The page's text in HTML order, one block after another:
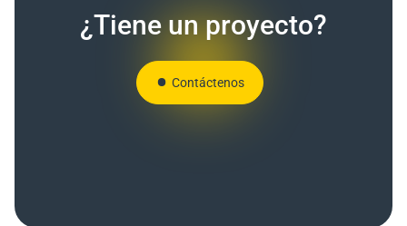
¿Tiene un proyecto?
Contáctenos